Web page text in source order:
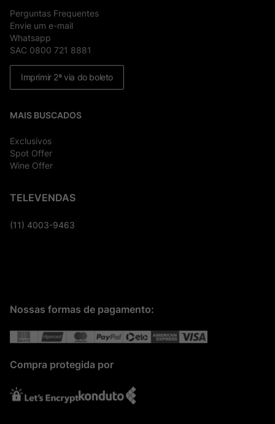
Perguntas Frequentes
Envie um e-mail
Whatsapp
SAC 0800 721 8881
Imprimir 2ª via do boleto
MAIS BUSCADOS
Exclusivos
Spot Offer
Wine Offer
TELEVENDAS
(11) 4003-9463
Nossas formas de pagamento:
Compra protegida por